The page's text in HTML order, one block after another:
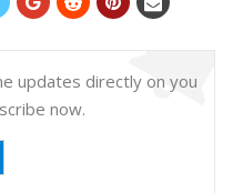
updates directly on you
now.